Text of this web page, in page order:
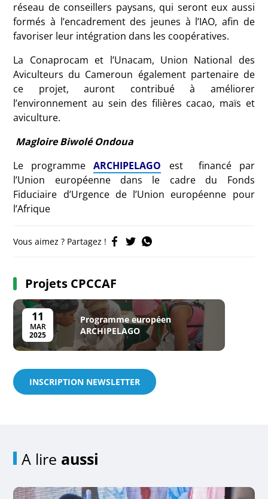
réseau de conseillers paysans, qui seront eux aussi
formés à l’encadrement des jeunes à l’IAO, afin de
favoriser leur intégration dans les coopératives.
La Conaprocam et l’Unacam, Union National des
Aviculteurs du Cameroun également partenaire de
ce projet, auront contribué à améliorer
l’environnement au sein des filières cacao, maïs et
aviculture.
Magloire Biwolé Ondoua
Le programme
ARCHIPELAGO est
financé par
l’Union européenne dans le cadre du Fonds
Fiduciaire d’Urgence de l’Union européenne pour
l’Afrique
Vous aimez ? Partagez !
Projets CPCCAF
11
MAR
2025
Programme européen
ARCHIPELAGO
INSCRIPTION NEWSLETTER
A lire aussi